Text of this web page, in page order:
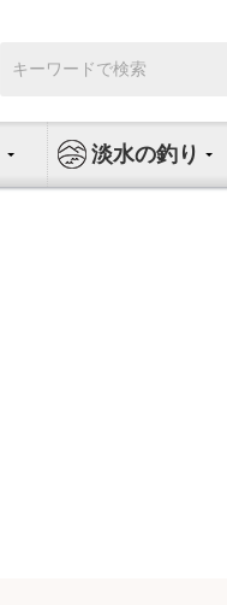
索:
淡水の釣り